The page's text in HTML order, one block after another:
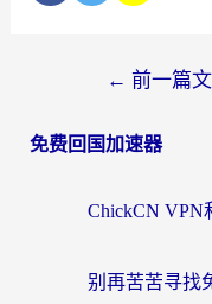
← 前一篇
免费回国加速器